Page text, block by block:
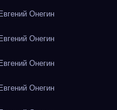
Онегин
Онегин
Онегин
Онегин